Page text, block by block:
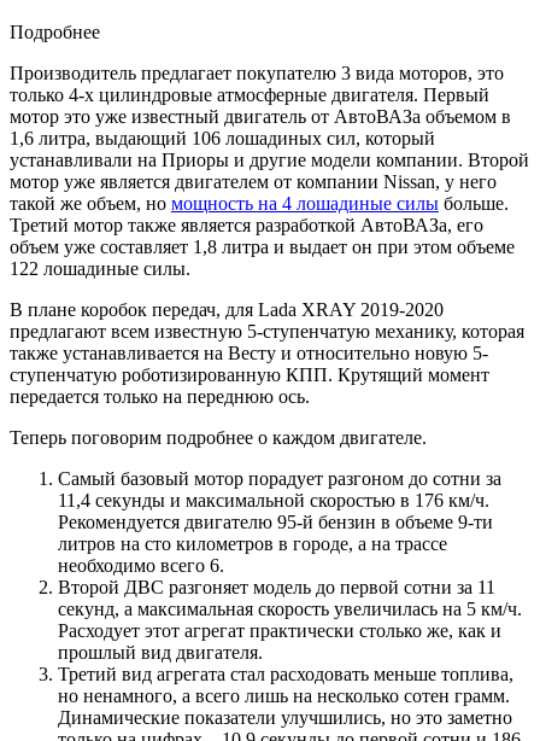
Подробнее
Производитель предлагает покупателю 3 вида моторов, это
только 4-х цилиндровые атмосферные двигателя. Первый
мотор это уже известный двигатель от АвтоВАЗа объемом в
1,6 литра, выдающий 106 лошадиных сил, который
устанавливали на Приоры и другие модели компании. Второй
мотор уже является двигателем от компании Nissan, у него
такой же объем, но мощность на 4 лошадиные силы больше.
Третий мотор также является разработкой АвтоВАЗа, его
объем уже составляет 1,8 литра и выдает он при этом объеме
122 лошадиные силы.
В плане коробок передач, для Lada XRAY 2019-2020
предлагают всем известную 5-ступенчатую механику, которая
также устанавливается на Весту и относительно новую 5-
ступенчатую роботизированную КПП. Крутящий момент
передается только на переднюю ось.
Теперь поговорим подробнее о каждом двигателе.
Самый базовый мотор порадует разгоном до сотни за
11,4 секунды и максимальной скоростью в 176 км/ч.
Рекомендуется двигателю 95-й бензин в объеме 9-ти
литров на сто километров в городе, а на трассе
необходимо всего 6.
Второй ДВС разгоняет модель до первой сотни за 11
секунд, а максимальная скорость увеличилась на 5 км/ч.
Расходует этот агрегат практически столько же, как и
прошлый вид двигателя.
Третий вид агрегата стал расходовать меньше топлива,
но ненамного, а всего лишь на несколько сотен грамм.
Динамические показатели улучшились, но это заметно